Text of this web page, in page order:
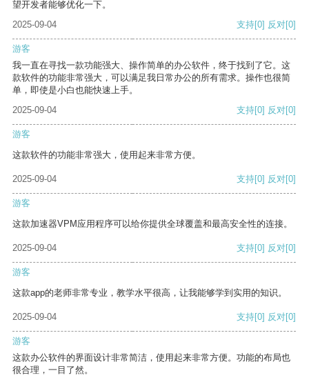
望开发者能够优化一下。
2025-09-04
支持[0] 反对[0]
游客
我一直在寻找一款功能强大、操作简单的办公软件，终于找到了它。这
款软件的功能非常强大，可以满足我日常办公的所有需求。操作也很简
单，即使是小白也能快速上手。
2025-09-04
支持[0] 反对[0]
游客
这款软件的功能非常强大，使用起来非常方便。
2025-09-04 支持[0] 反对[0]
游客
这款加速器VPM应用程序可以给你提供全球覆盖和最高安全性的连接。
2025-09-04 支持[0] 反对[0]
游客
这款app的老师非常专业，教学水平很高，让我能够学到实用的知识。
2025-09-04 支持[0] 反对[0]
游客
这款办公软件的界面设计非常简洁，使用起来非常方便。功能的布局也
很合理，一目了然。